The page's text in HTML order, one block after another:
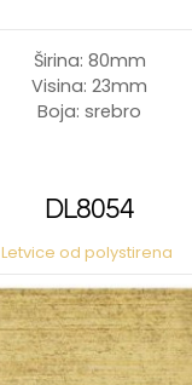
Širina: 80mm
Visina: 23mm
Boja: srebro
DL8054
Letvice od polystirena